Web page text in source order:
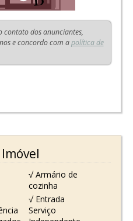
contato dos anunciantes,
e concordo com apolítica de
√ Armário de
cozinha
√ Entrada
Serviço